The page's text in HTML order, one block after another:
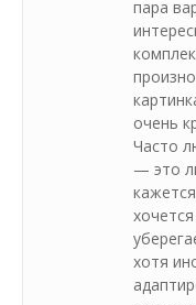
пара
очень
Часто
— это
хотя